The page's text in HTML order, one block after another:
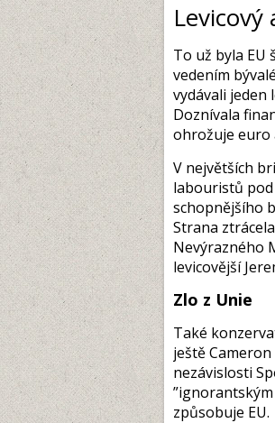
Levicový
To už byla EU
vedením
vydávali jeden
Doznívala
ohrožuje euro
V největších
labouristů
schopnějšího
Strana
Nevýrazného
levicovější
Zlo z Unie
Také
ještě
nezávislosti
způsobuje EU.